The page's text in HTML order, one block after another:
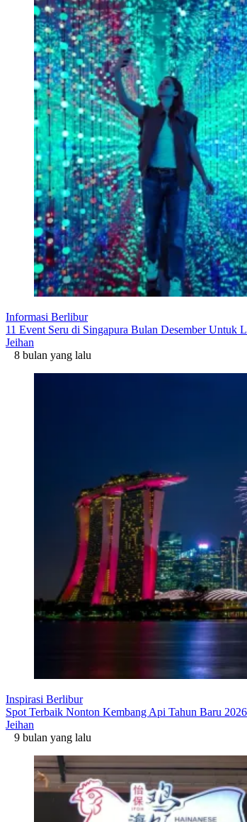
Informasi Berlibur
11 Event Seru di Singapura Bulan Desember Untuk
Jeihan
8 bulan yang lalu
Inspirasi Berlibur
Spot Terbaik Nonton Kembang Api Tahun Baru
Jeihan
9 bulan yang lalu